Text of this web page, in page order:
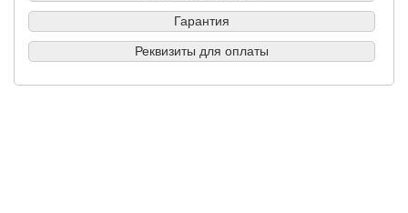
Гарантия
Реквизиты для оплаты